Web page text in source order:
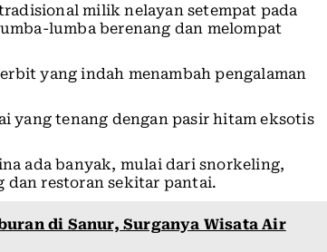
milik nelayan setempat pada
lumba berenang dan melompat
yang indah menambah pengalaman
yang tenang dengan pasir hitam eksotis
ada banyak, mulai dari snorkeling,
restoran sekitar pantai.
di Sanur, Surganya Wisata Air